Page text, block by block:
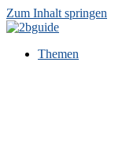
Zum Inhalt springen
Themen